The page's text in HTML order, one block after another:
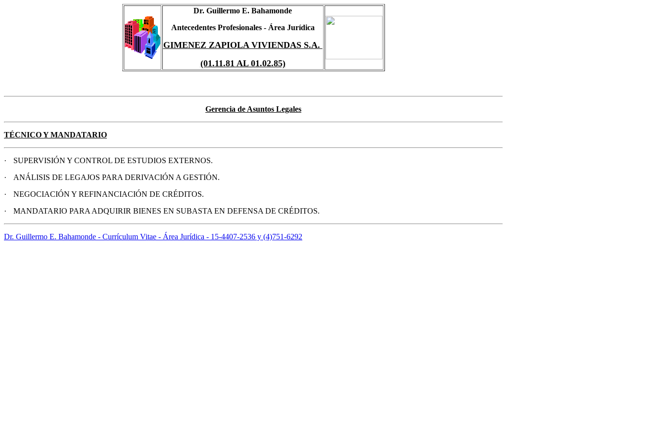
Dr. Guillermo E. Bahamonde
Antecedentes Profesionales - Área Jurídica
GIMENEZ ZAPIOLA VIVIENDAS S.A.
(01.11.81 AL 01.02.85)
Gerencia de Asuntos Legales
TÉCNICO Y MANDATARIO
·
SUPERVISIÓN Y CONTROL DE ESTUDIOS EXTERNOS.
·
ANÁLISIS DE LEGAJOS PARA DERIVACIÓN A GESTIÓN.
·
NEGOCIACIÓN Y REFINANCIACIÓN DE CRÉDITOS.
·
MANDATARIO PARA ADQUIRIR BIENES EN SUBASTA EN DEFENSA DE CRÉDITOS.
Dr. Guillermo E. Bahamonde - Currículum Vitae - Área Jurídica - 15-4407-2536 y (4)751-6292